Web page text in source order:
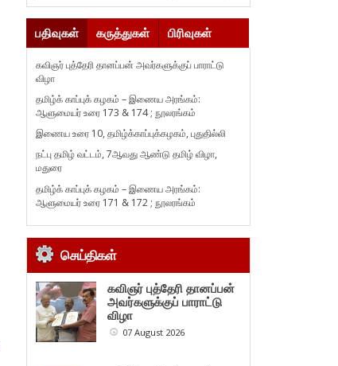
பதிவுகள் கருத்துகள் பிரிவுகள்
கவிஞர் புத்தேரி தானப்பன் அவர்களுக்குப் பாராட்டு
விழா
தமிழ்க் காப்புக் கழகம் – இணைய அரங்கம்:
ஆளுமையர் உரை 173 & 174 ; நூலரங்கம்
இணைய உரை 10, தமிழ்க்காப்புக்கழகம், புதுதில்லி
நட்பு தமிழ் வட்டம், 7ஆவது ஆண்டு தமிழ் விழா,
மதுரை
தமிழ்க் காப்புக் கழகம் – இணைய அரங்கம்:
ஆளுமையர் உரை 171 & 172 ; நூலரங்கம்
செய்திகள்
கவிஞர் புத்தேரி தானப்பன்
அவர்களுக்குப் பாராட்டு
விழா
07 August 2026